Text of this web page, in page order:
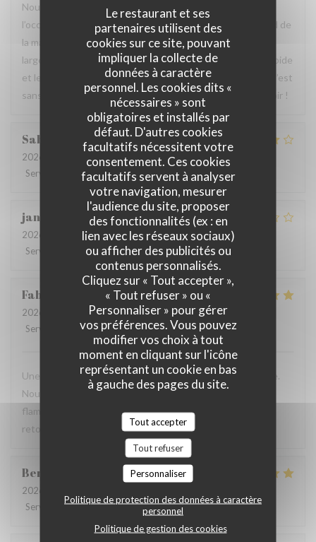
Le restaurant et ses
partenaires utilisent des
cookies sur ce site, pouvant
impliquer la collecte de
données à caractère
personnel. Les cookies dits «
nécessaires » sont
obligatoires et installés par
défaut. D'autres cookies
facultatifs nécessitent votre
consentement. Ces cookies
facultatifs servent à analyser
votre navigation, mesurer
l'audience du site, proposer
des fonctionnalités (ex : en
lien avec les réseaux sociaux)
ou afficher des publicités ou
contenus personnalisés.
Cliquez sur « Tout accepter »,
« Tout refuser » ou «
Personnaliser » pour gérer
vos préférences. Vous pouvez
modifier vos choix à tout
moment en cliquant sur l'icône
représentant un cookie en bas
à gauche des pages du site.
Tout accepter
Tout refuser
Personnaliser
Politique de protection des données à caractère
personnel
Politique de gestion des cookies
Nous avons passé un agréable moment en famille. Ce fut
l’occasion, pour certains d’entre nous, de découvrir le Nord de
la manière la plus authentique qui soit. Le repas était
largement à la hauteur de nos attentes, le service était rapide
et le personnel particulièrement agréable et accueillant. C’est
sans hésiter que nous reviendrons. Au plaisir de vous revoir !
Sabrina
2026-07-25
- 21:00 - Couverts 2
Service
Ambiance:4/5 Cuisine: 4/5 Qualité / Prix
jan
2026-07-28
- 19:30 - Couverts 2
Service
Ambiance:3/5 Cuisine: 3 /5 Qualité / Prix
Fabrice
2026-07-19
- 12:00 - Couverts 3
Service
Ambiance:5 /5 Cuisine:4/5 Qualité / Prix
Une table sympathique avec son atmosphère authentique.
Nous avons apprécié notre déjeuner (moule, carbonade,
flamiche au maroilles, etc) et le service. Pourquoi pas y
retourner lors d'un prochaine passage à Lilles.
Benjamin
2026-07-19
Service
5/5 Ambiance:5/5 Cuisine:5/5 Qualité / Prix:5